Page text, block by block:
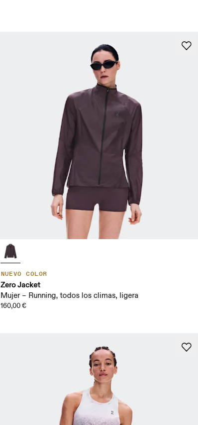
NUEVO COLOR
Zero Jacket
Mujer – Running, todos los climas, ligera
160,00 €